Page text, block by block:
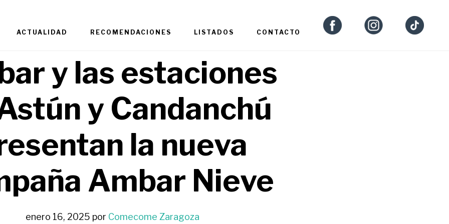
ACTUALIDAD RECOMENDACIONES LISTADOS CONTACTO
y las estaciones
y Candanchú
la nueva
Ambar Nieve
enero 16, 2025 por Comecome Zaragoza